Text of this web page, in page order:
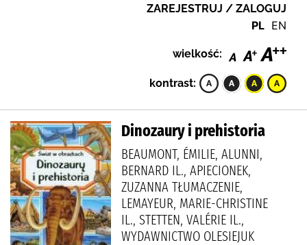
ZAREJESTRUJ / ZALOGUJ
PL EN
wielkość:
kontrast:
Dinozaury i prehistoria
BEAUMONT, ÉMILIE, ALUNNI,
BERNARD IL., APIECIONEK,
ZUZANNA TŁUMACZENIE,
LEMAYEUR, MARIE-CHRISTINE
IL., STETTEN, VALÉRIE IL.,
WYDAWNICTWO OLESIEJUK